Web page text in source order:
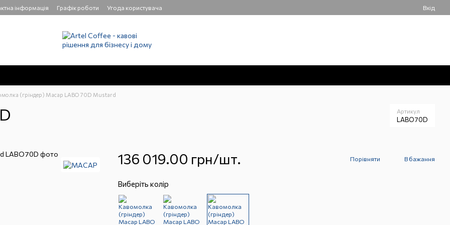
інформація Графік роботи Угода користувача Вхід
(гріндер) Macap LABO 70D Mustard
Артикул
LABO70D
136 019.00 грн/шт. Порівняти В бажання
Виберіть колір